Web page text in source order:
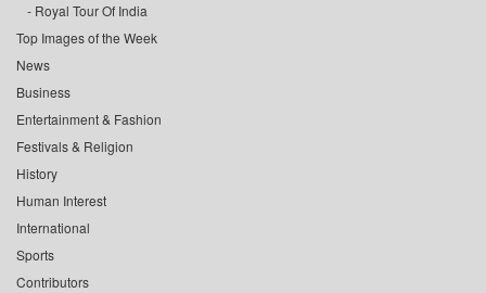
Royal Tour Of India
Top Images of the Week
News
Business
Entertainment & Fashion
Festivals & Religion
History
Human Interest
International
Sports
Contributors